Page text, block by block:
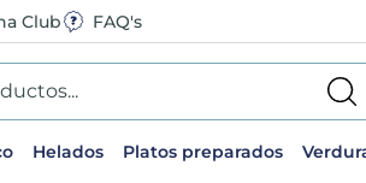
Club FAQ's
Helados Platos preparados